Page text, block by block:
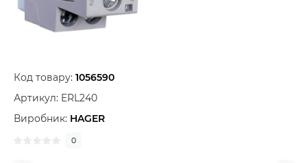
Код товару: 1056590
Артикул: ERL240
Виробник: HAGER
0